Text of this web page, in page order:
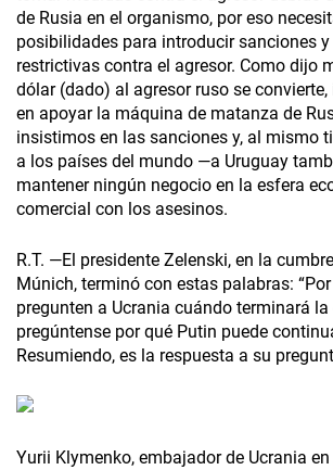
de Rusia en el organismo, por eso
posibilidades para introducir sanciones
restrictivas contra el agresor. Como dijo
dólar (dado) al agresor ruso se
en apoyar la máquina de matanza de
insistimos en las sanciones y, al mismo
a los países del mundo —a Uruguay
mantener ningún negocio en la esfera
comercial con los asesinos.
R.T. —El presidente Zelenski, en la
Múnich, terminó con estas palabras:
pregunten a Ucrania cuándo terminará la
pregúntense por qué Putin puede
Resumiendo, es la respuesta a su
Yurii Klymenko, embajador de Ucrania